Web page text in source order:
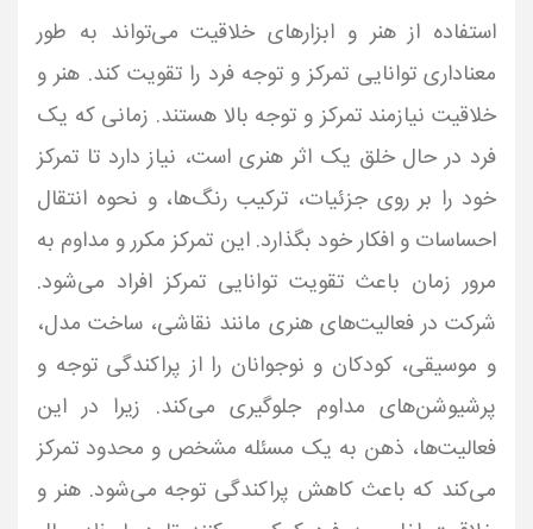
استفاده از هنر و ابزارهای خلاقیت می‌تواند به طور
معناداری توانایی تمرکز و توجه فرد را تقویت کند. هنر و
خلاقیت نیازمند تمرکز و توجه بالا هستند. زمانی که یک
فرد در حال خلق یک اثر هنری است، نیاز دارد تا تمرکز
خود را بر روی جزئیات، ترکیب رنگ‌ها، و نحوه انتقال
احساسات و افکار خود بگذارد. این تمرکز مکرر و مداوم به
مرور زمان باعث تقویت توانایی تمرکز افراد می‌شود.
شرکت در فعالیت‌های هنری مانند نقاشی، ساخت مدل،
و موسیقی، کودکان و نوجوانان را از پراکندگی توجه و
پرشیوشن‌های مداوم جلوگیری می‌کند. زیرا در این
فعالیت‌ها، ذهن به یک مسئله مشخص و محدود تمرکز
می‌کند که باعث کاهش پراکندگی توجه می‌شود. هنر و